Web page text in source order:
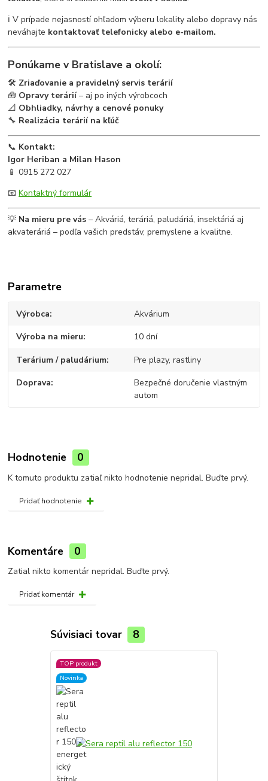
ℹ️ V prípade nejasností ohľadom výberu lokality alebo dopravy nás
neváhajte kontaktovať telefonicky alebo e-mailom.
Ponúkame v Bratislave a okolí:
🛠 Zriaďovanie a pravidelný servis terárií
🧰 Opravy terárií– aj po iných výrobcoch
📐 Obhliadky, návrhy a cenové ponuky
🔧 Realizácia terárií na kľúč
📞 Kontakt:
Igor Heriban a Milan Hason
📱 0915 272 027
📧Kontaktný formulár
💡 Na mieru pre vás – Akváriá, teráriá, paludáriá, insektáriá aj
akvateráriá – podľa vašich predstáv, premyslene a kvalitne.
Parametre
Výrobca Akvárium
Výroba na mieru 10 dní
Terárium / paludárium Pre plazy, rastliny
Doprava
Bezpečné doručenie vlastným
autom
Hodnotenie 0
K tomuto produktu zatiaľ nikto hodnotenie nepridal. Buďte prvý.
Pridať hodnotenie
Komentáre 0
Zatial nikto komentár nepridal. Buďte prvý.
Pridať komentár
Súvisiaci tovar 8
TOP produkt
Novinka